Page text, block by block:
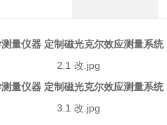
量仪器 定制磁光克尔效应测量系统
量仪器 定制磁光克尔效应测量系统